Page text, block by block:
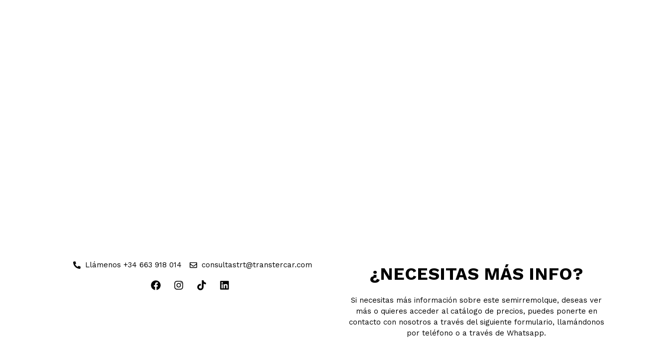
Llámenos +34 663 918 014 consultastrt@transtercar.com ¿NECESITAS MÁS INFO?
Si necesitas más información sobre este semirremolque, deseas ver
más o quieres acceder al catálogo de precios, puedes ponerte en
contacto con nosotros a través del siguiente formulario, llamándonos
por teléfono o a través de Whatsapp.